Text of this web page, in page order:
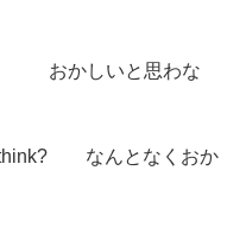
おかしいと思わな
think? なんとなくおか